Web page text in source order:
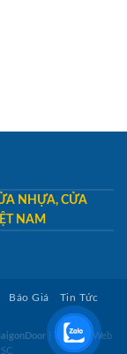
NHỰA, CỬA
NAM
Báo Giá
Tin Tức
Thiết kế Web